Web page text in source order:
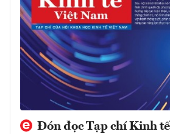
Đón đọc Tạp chí Kinh